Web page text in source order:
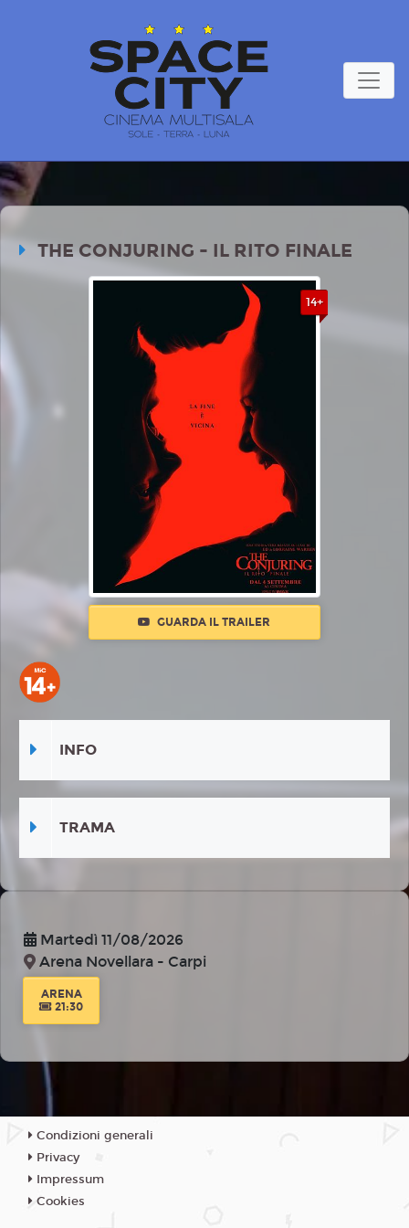
THE CONJURING - IL RITO FINALE
14+
GUARDA IL TRAILER
INFO
TRAMA
Martedì 11/08/2026
Arena Novellara - Carpi
ARENA
21:30
Condizioni generali
Privacy
Impressum
Cookies